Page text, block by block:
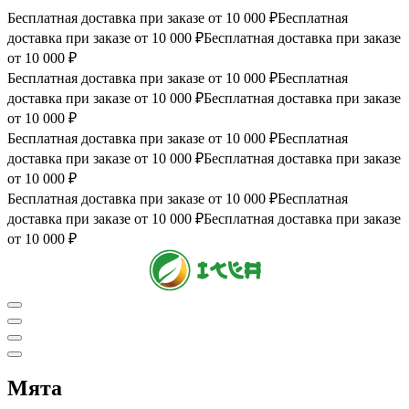
Бесплатная доставка при заказе от 10 000 ₽Бесплатная
доставка при заказе от 10 000 ₽Бесплатная доставка при заказе
от 10 000 ₽
Бесплатная доставка при заказе от 10 000 ₽Бесплатная
доставка при заказе от 10 000 ₽Бесплатная доставка при заказе
от 10 000 ₽
Бесплатная доставка при заказе от 10 000 ₽Бесплатная
доставка при заказе от 10 000 ₽Бесплатная доставка при заказе
от 10 000 ₽
Бесплатная доставка при заказе от 10 000 ₽Бесплатная
доставка при заказе от 10 000 ₽Бесплатная доставка при заказе
от 10 000 ₽
Мята